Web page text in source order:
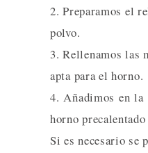
2. Preparamos el
polvo.
3. Rellenamos las
apta para el horno.
4. Añadimos en
horno
Si es necesario se